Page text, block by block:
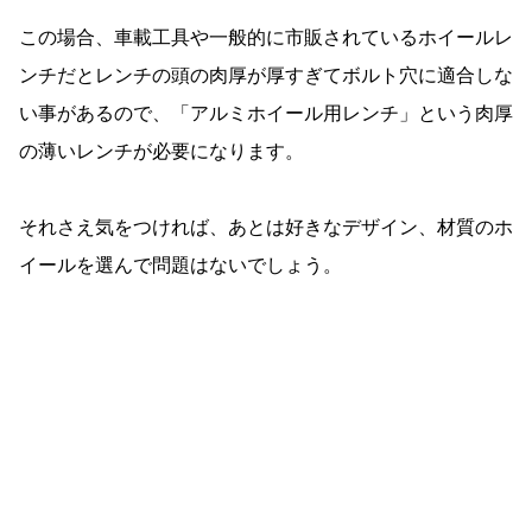
この場合、車載工具や一般的に市販されているホイールレ
ンチだとレンチの頭の肉厚が厚すぎてボルト穴に適合しな
い事があるので、「アルミホイール用レンチ」という肉厚
の薄いレンチが必要になります。
それさえ気をつければ、あとは好きなデザイン、材質のホ
イールを選んで問題はないでしょう。